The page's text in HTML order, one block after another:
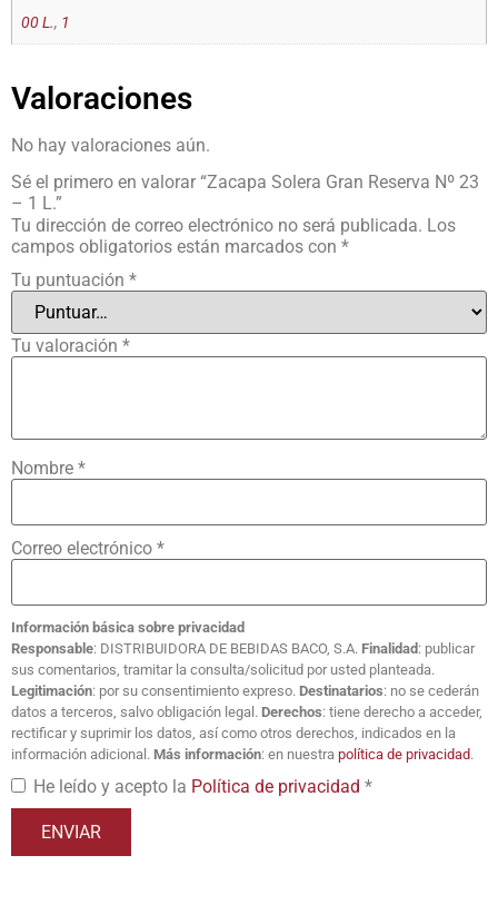
00 L., 1
Valoraciones
No hay valoraciones aún.
Sé el primero en valorar “Zacapa Solera Gran Reserva Nº 23
– 1 L.”
Tu dirección de correo electrónico no será publicada. Los
campos obligatorios están marcados con *
Tu puntuación *
Tu valoración *
Nombre *
Correo electrónico *
Información básica sobre privacidad
Responsable: DISTRIBUIDORA DE BEBIDAS BACO, S.A. Finalidad : publicar
sus comentarios, tramitar la consulta/solicitud por usted planteada.
Legitimación: por su consentimiento expreso. Destinatarios: no se cederán
datos a terceros, salvo obligación legal. Derechos: tiene derecho a acceder,
rectificar y suprimir los datos, así como otros derechos, indicados en la
información adicional. Más información: en nuestra política de privacidad.
He leído y acepto la Política de privacidad *